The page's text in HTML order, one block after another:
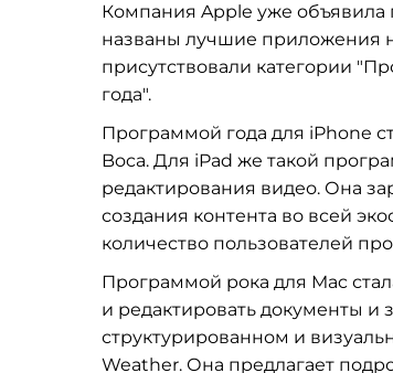
Компания Apple уже
названы лучшие приложения
присутствовали категории
года".
Программой года для iPhone
Boca. Для iPad же такой
редактирования видео. Она
создания контента во всей
количество пользователей
Программой рока для Mac
и редактировать документы
структурированном и
Weather. Она предлагает